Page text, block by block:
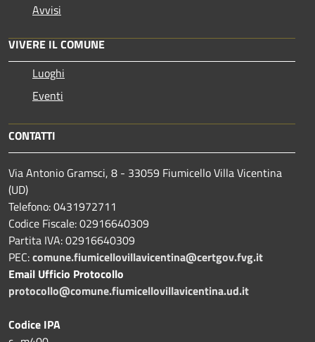
Avvisi
VIVERE IL COMUNE
Luoghi
Eventi
CONTATTI
Via Antonio Gramsci, 8 - 33059 Fiumicello Villa Vicentina
(UD)
Telefono: 0431972711
Codice Fiscale: 02916640309
Partita IVA: 02916640309
PEC:comune.fiumicellovillavicentina@certgov.fvg.it
Email Ufficio Protocollo
protocollo@comune.fiumicellovillavicentina.ud.it
Codice IPA